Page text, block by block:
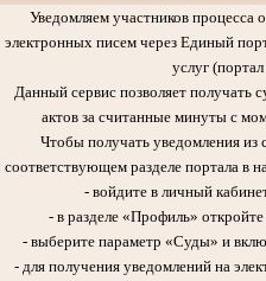
Уведомляем участников
электронных писем через Единый
услуг
Данный сервис позволяет получать
актов за считанные минуты с
Чтобы получать уведомления из
соответствующем разделе портала в
- войдите в личный
- в разделе «Профиль»
- выберите параметр «Суды» и
- для получения уведомлений на